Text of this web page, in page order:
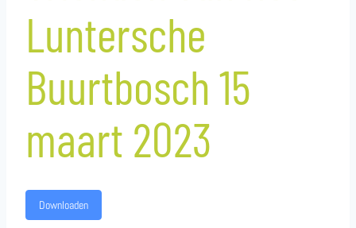
Luntersche
Buurtbosch 15
maart 2023
Downloaden